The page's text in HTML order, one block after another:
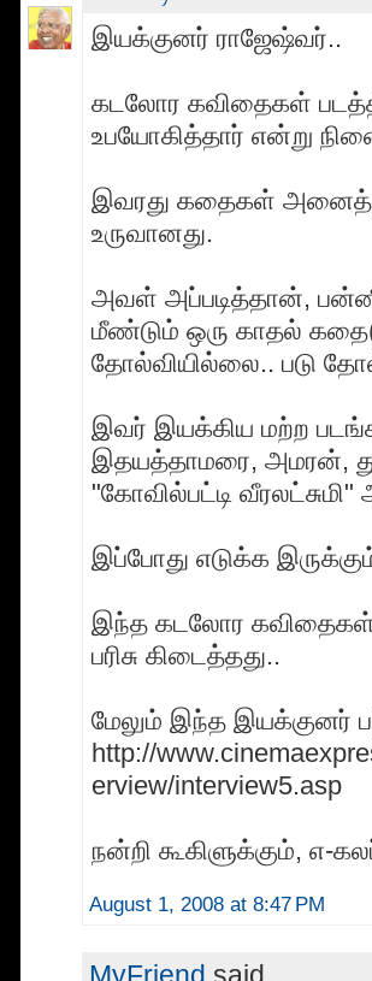
இயக்குனர் ராஜேஷ்வர்..
கடலோர கவிதைகள்
உபயோகித்தார் என்று
இவரது கதைகள்
உருவானது.
அவள் அப்படித்தான்,
மீண்டும் ஒரு காதல்
தோல்வியில்லை.. படு
இவர் இயக்கிய மற்ற
இதயத்தாமரை, அமரன்,
"கோவில்பட்டி
இப்போது எடுக்க
இந்த கடலோர
பரிசு கிடைத்தது..
மேலும் இந்த இயக்குனர்
http://
erview/interview5.asp
நன்றி கூகிளுக்கும், எ-
August 1, 2008 at 8:47 PM